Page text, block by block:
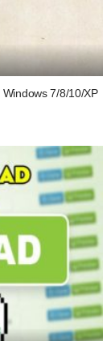
7/8/10/XP